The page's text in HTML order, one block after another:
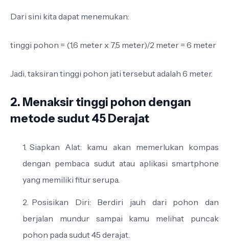
Dari sini kita dapat menemukan:
tinggi pohon = (1,6 meter x 7,5 meter)/2 meter = 6 meter
Jadi, taksiran tinggi pohon jati tersebut adalah 6 meter.
2. Menaksir tinggi pohon dengan
metode sudut 45 Derajat
Siapkan Alat: kamu akan memerlukan kompas
dengan pembaca sudut atau aplikasi smartphone
yang memiliki fitur serupa.
Posisikan Diri: Berdiri jauh dari pohon dan
berjalan mundur sampai kamu melihat puncak
pohon pada sudut 45 derajat.